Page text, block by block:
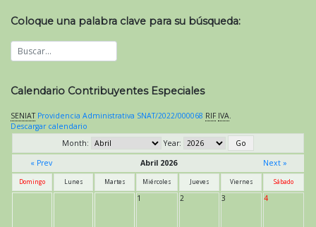
Coloque una palabra clave para su búsqueda:
Calendario Contribuyentes Especiales
SENIAT Providencia Administrativa SNAT/2022/000068 RIF IVA
Descargar calendario
Month:
Year:
« Prev
Abril 2026 Next »
Domingo Lunes Martes Miércoles Jueves Viernes Sábado
1 2 3 4